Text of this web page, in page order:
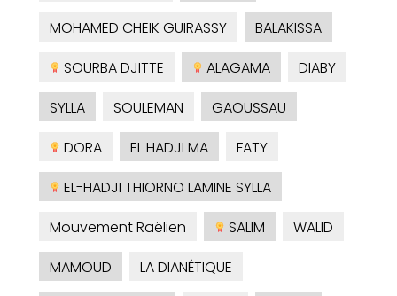
MOHAMED CHEIK GUIRASSY
BALAKISSA
SOURBA DJITTE
ALAGAMA
DIABY
SYLLA
SOULEMAN
GAOUSSAU
DORA
EL HADJI MA
FATY
EL-HADJI THIORNO LAMINE SYLLA
Mouvement Raëlien
SALIM
WALID
MAMOUD
LA DIANÉTIQUE